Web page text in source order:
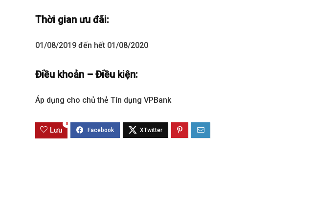
Thời gian ưu đãi:
01/08/2019 đến hết 01/08/2020
Điều khoản – Điều kiện:
Áp dụng cho chủ thẻ Tín dụng VPBank
Lưu
0
The Global City
án hot nhất hiện nay